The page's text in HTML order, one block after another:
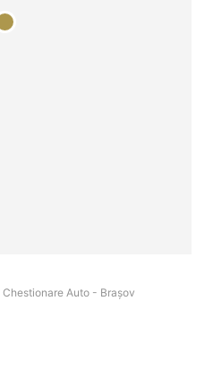
Auto - Braşov